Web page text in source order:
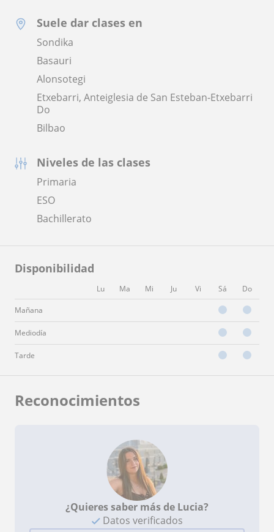
Suele dar clases en
Sondika
Basauri
Alonsotegi
Etxebarri, Anteiglesia de San Esteban-Etxebarri
Do
Bilbao
Niveles de las clases
Primaria
ESO
Bachillerato
Disponibilidad
Lu Ma Mi Ju Vi Sá Do
Mañana
Mediodía
Tarde
Reconocimientos
¿Quieres saber más de Lucia?
Datos verificados